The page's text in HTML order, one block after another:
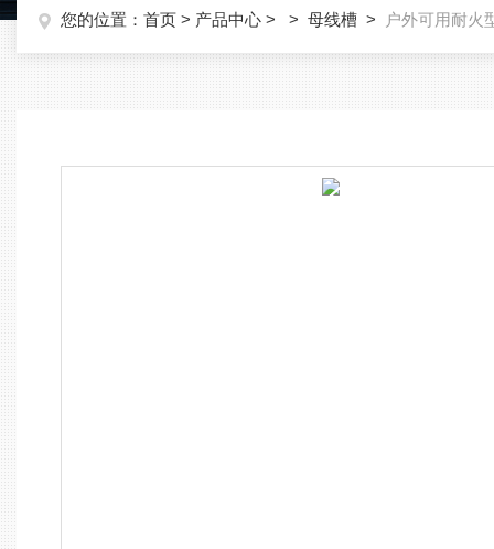
您的位置： 首页 > 产品中心 > > 母线槽 > 户外可用耐火